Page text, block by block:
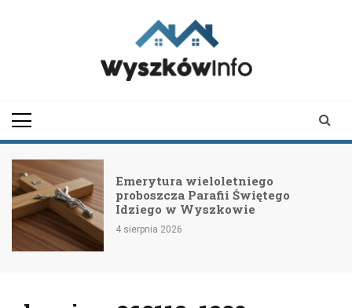
Emerytura wieloletniego
proboszcza Parafii Świętego
Idziego w Wyszkowie
4 sierpnia 2026